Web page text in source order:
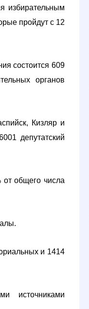
избирательным
пройдут с 12
состоится 609
органов
Кизляр и
депутатский
от общего числа
и 1414
источниками